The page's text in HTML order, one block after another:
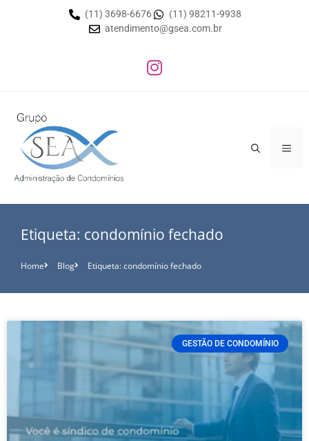
(11) 3698-6676
(11) 98211-9938
atendimento@gsea.com.br
Etiqueta: condomínio fechado
Home Blog Etiqueta: condomínio fechado
GESTÃO DE CONDOMÍNIO